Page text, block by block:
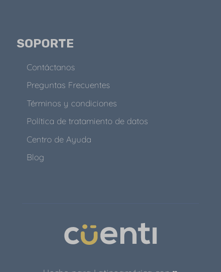
SOPORTE
Contáctanos
Preguntas Frecuentes
Términos y condiciones
Política de tratamiento de datos
Centro de Ayuda
Blog